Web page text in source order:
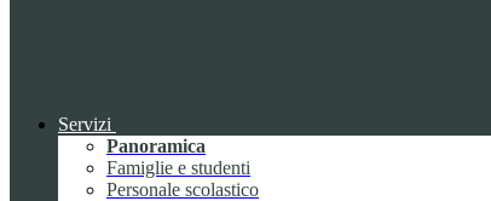
Servizi
Panoramica
Famiglie e studenti
Personale scolastico